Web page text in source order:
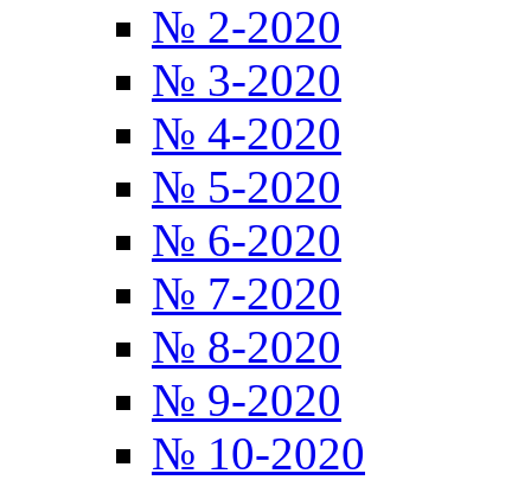
№ 2-2020
№ 3-2020
№ 4-2020
№ 5-2020
№ 6-2020
№ 7-2020
№ 8-2020
№ 9-2020
№ 10-2020